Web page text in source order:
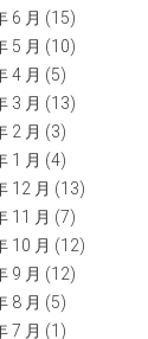
6 月 (15)
5 月 (10)
4 月 (5)
3 月 (13)
2 月 (3)
1 月 (4)
12 月 (13)
11 月 (7)
10 月 (12)
9 月 (12)
8 月 (5)
7 月 (1)